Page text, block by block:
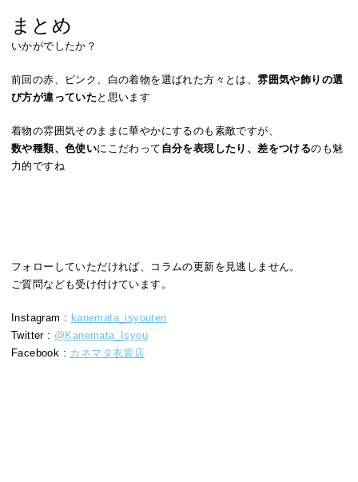
まとめ
いかがでしたか？
前回の赤、ピンク、白の着物を選ばれた方々とは、雰囲気や飾りの選
び方が違っていた と思います
着物の雰囲気そのままに華やかにするのも素敵ですが、
数や種類、色使いにこだわって 自分を表現したり、差をつけるのも魅
力的ですね
フォローしていただければ、コラムの更新を見逃しません。
ご質問なども受け付けています。
Instagram : kanemata_isyouten
Twitter : @Kanemata_Isyou
Facebook : カネマタ衣裳店